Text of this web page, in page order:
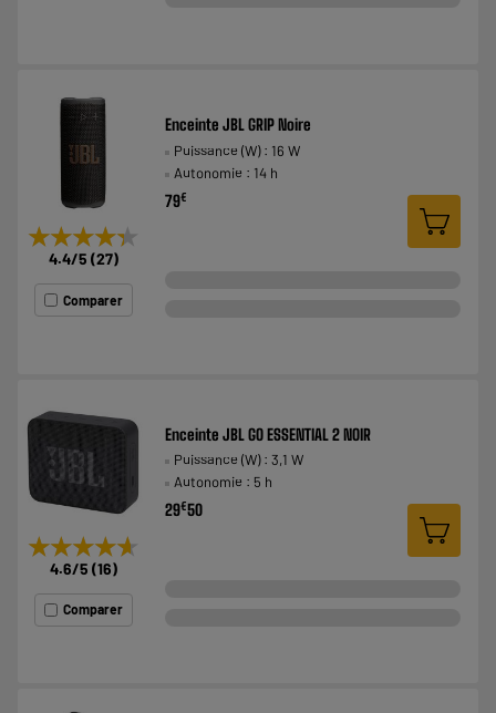
★★★★★
★★★★★
4.4/5 (27)
Comparer
Enceinte JBL GRIP Noire
Puissance (W) : 16 W
Autonomie : 14 h
79€
★★★★★
★★★★★
4.6/5 (16)
Comparer
Enceinte JBL GO ESSENTIAL 2 NOIR
Puissance (W) : 3,1 W
Autonomie : 5 h
29€50